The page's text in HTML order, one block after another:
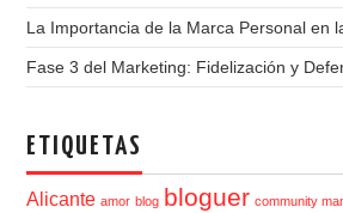
La Importancia de la Marca Personal en
Fase 3 del Marketing: Fidelización y
ETIQUETAS
Alicante amor blog bloguer community